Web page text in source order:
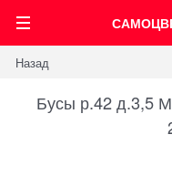
Назад
Бусы р.42 д.3,5